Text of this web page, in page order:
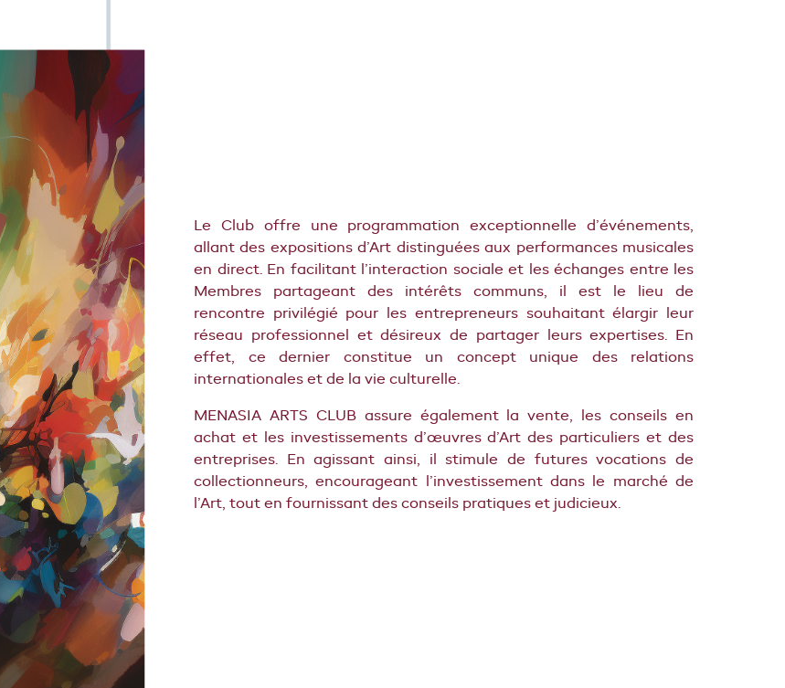
Le Club offre une programmation exceptionnelle d’événements,
allant des expositions d’Art distinguées aux performances musicales
en direct. En facilitant l’interaction sociale et les échanges entre les
Membres partageant des intérêts communs, il est le lieu de
rencontre privilégié pour les entrepreneurs souhaitant élargir leur
réseau professionnel et désireux de partager leurs expertises. En
effet, ce dernier constitue un concept unique des relations
internationales et de la vie culturelle.
MENASIA ARTS CLUB assure également la vente, les conseils en
achat et les investissements d’œuvres d’Art des particuliers et des
entreprises. En agissant ainsi, il stimule de futures vocations de
collectionneurs, encourageant l’investissement dans le marché de
l’Art, tout en fournissant des conseils pratiques et judicieux.